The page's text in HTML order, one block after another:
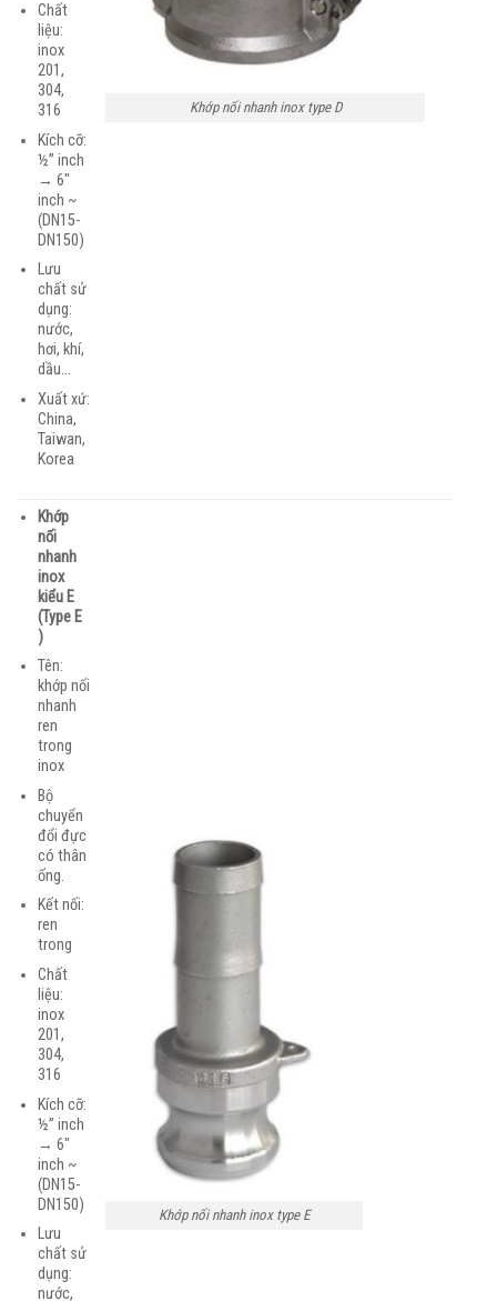
Chất
liệu:
inox
201,
304,
316
Kích cỡ:
½” inch
→ 6″
inch ~
(DN15-
DN150)
Lưu
chất sử
dụng:
nước,
hơi, khí,
dầu…
Xuất xứ:
China,
Taiwan,
Korea
Khớp nối nhanh inox type D
Khớp
nối
nhanh
inox
kiểu E
(Type E
)
Tên:
khớp nối
nhanh
ren
trong
inox
Bộ
chuyển
đổi đực
có thân
ống.
Kết nối:
ren
trong
Chất
liệu:
inox
201,
304,
316
Kích cỡ:
½” inch
→ 6″
inch ~
(DN15-
DN150)
Lưu
chất sử
dụng:
nước,
Khớp nối nhanh inox type E